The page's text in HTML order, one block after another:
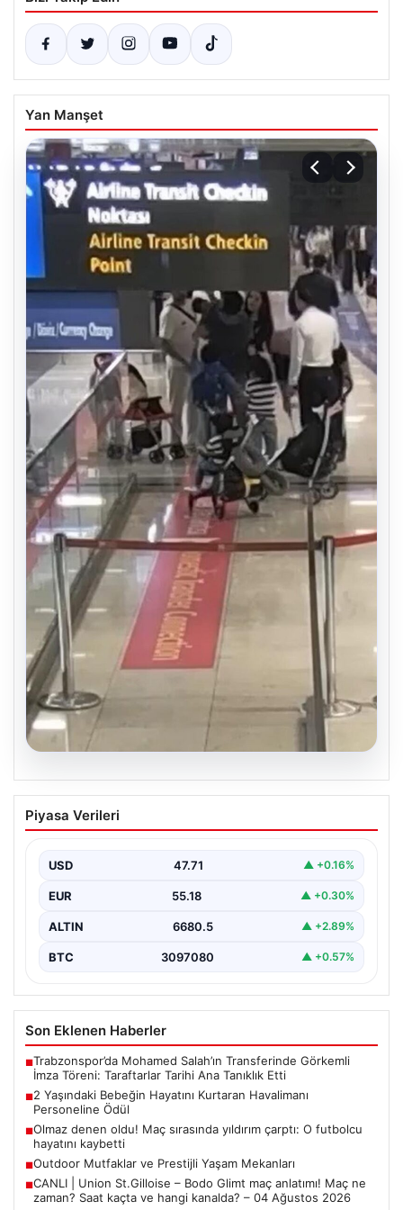
Yan Manşet
2 Yaşındaki Bebeğin Hayatını Kurtaran
Havalimanı Personeline Ödül
bir olayda, 2 yaşındaki Liam isimli bir çocuğun…
Piyasa Verileri
USD 47.71 ▲ +0.16%
EUR 55.18 ▲ +0.30%
ALTIN 6680.5 ▲ +2.89%
BTC 3097080 ▲ +0.57%
Son Eklenen Haberler
■Trabzonspor’da Mohamed Salah’ın Transferinde Görkemli
İmza Töreni: Taraftarlar Tarihi Ana Tanıklık Etti
■2 Yaşındaki Bebeğin Hayatını Kurtaran Havalimanı
Personeline Ödül
■Olmaz denen oldu! Maç sırasında yıldırım çarptı: O futbolcu
hayatını kaybetti
■Outdoor Mutfaklar ve Prestijli Yaşam Mekanları
■CANLI | Union St.Gilloise – Bodo Glimt maç anlatımı! Maç ne
zaman? Saat kaçta ve hangi kanalda? – 04 Ağustos 2026